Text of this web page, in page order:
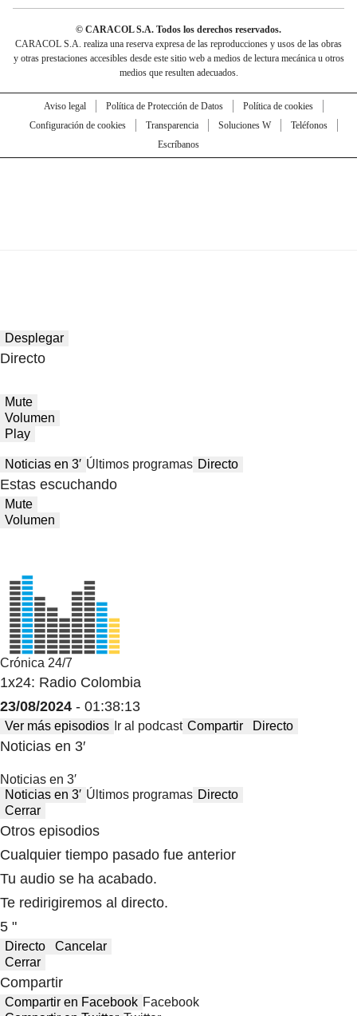
© CARACOL S.A. Todos los derechos reservados.
CARACOL S.A. realiza una reserva expresa de las reproducciones y usos de las obras
y otras prestaciones accesibles desde este sitio web a medios de lectura mecánica u otros
medios que resulten adecuados.
Aviso legal Política de Protección de Datos
Política de cookies
Configuración de cookies
Transparencia Soluciones W
Teléfonos
Escríbanos
Desplegar
Directo
Mute
Volumen
Play
Noticias en 3′ Últimos programas Directo
Estas escuchando
Mute
Volumen
Crónica 24/7
1x24: Radio Colombia
23/08/2024 - 01:38:13
Ver más episodios Ir al podcast Compartir Directo
Noticias en 3′
Noticias en 3′
Noticias en 3′ Últimos programas Directo
Cerrar
Otros episodios
Cualquier tiempo pasado fue anterior
Tu audio se ha acabado.
Te redirigiremos al directo.
5 "
Directo
Cancelar
Cerrar
Compartir
Compartir en Facebook Facebook